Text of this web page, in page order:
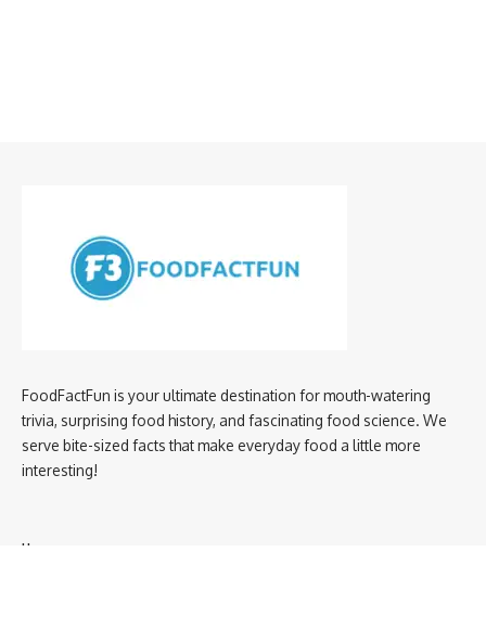
FoodFactFun is your ultimate destination for mouth-watering
trivia, surprising food history, and fascinating food science. We
serve bite-sized facts that make everyday food a little more
interesting!
Home